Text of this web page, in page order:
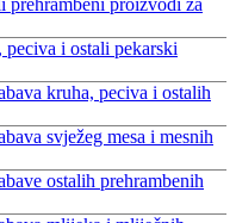
i ostali pekarski
kruha, peciva i ostalih
svježeg mesa i mesnih
ostalih prehrambenih